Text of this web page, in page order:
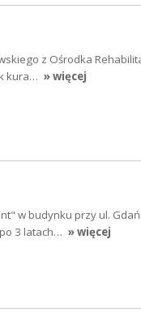
z Ośrodka
kura… » więcej
w budynku przy ul.
3 latach… » więcej